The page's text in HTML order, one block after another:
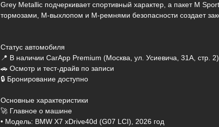
Grey Metallic подчеркивает спортивный характер, а пакет M
тормозами, M-выхлопом и M-ремнями безопасности создает
Статус автомобиля
📍 В наличии CarApp Premium (Москва, ул. Усиевича, 31А, стр. 2)
🚗 Осмотр и тест-драйв по записи
🔒 Бронирование доступно
Основные характеристики
🚀 Главное о машине
• Модель: BMW X7 xDrive40d (G07 LCI), 2026 год